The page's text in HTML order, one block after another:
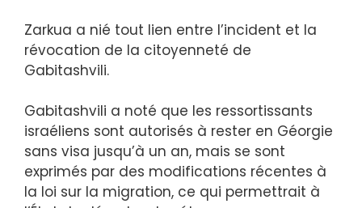
Zarkua a nié tout lien entre l’incident et la
révocation de la citoyenneté de
Gabitashvili.
Gabitashvili a noté que les ressortissants
israéliens sont autorisés à rester en Géorgie
sans visa jusqu’à un an, mais se sont
exprimés par des modifications récentes à
la loi sur la migration, ce qui permettrait à